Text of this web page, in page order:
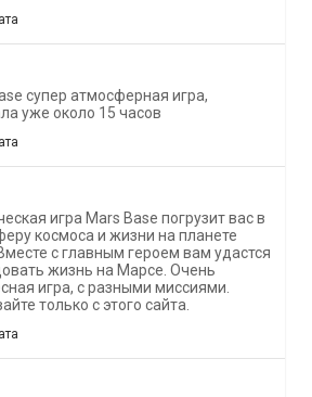
супер атмосферная игра,
уже около 15 часов
игра Mars Base погрузит вас в
космоса и жизни на планете
с главным героем вам удастся
жизнь на Марсе. Очень
игра, с разными миссиями.
только с этого сайта.